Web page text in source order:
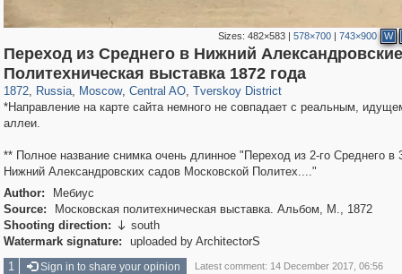
Sizes:482×583 |578×700 |743×900 W
Переход из Среднего в Нижний
Политехническая выставка 1872 года
1872, Russia
1,406,928 29,248
, Moscow
319,861 8,286
, Central AO
160,009 5,916
, Tverskoy District
53,052 2,283
*Направление на карте сайта немного не совпадает с реальным,
аллеи.
** Полное название снимка очень длинное "Переход из 2-го Среднего в
Нижний Александровских садов Московской Политех...."
Author:
Мебиус
Source:
Московская политехническая выставка. Альбом, М., 1872
Shooting direction:  south
Watermark signature:
uploaded by ArchitectorS
1
Sign in to share your opinion Latest comment: 14 December 2017, 06:56